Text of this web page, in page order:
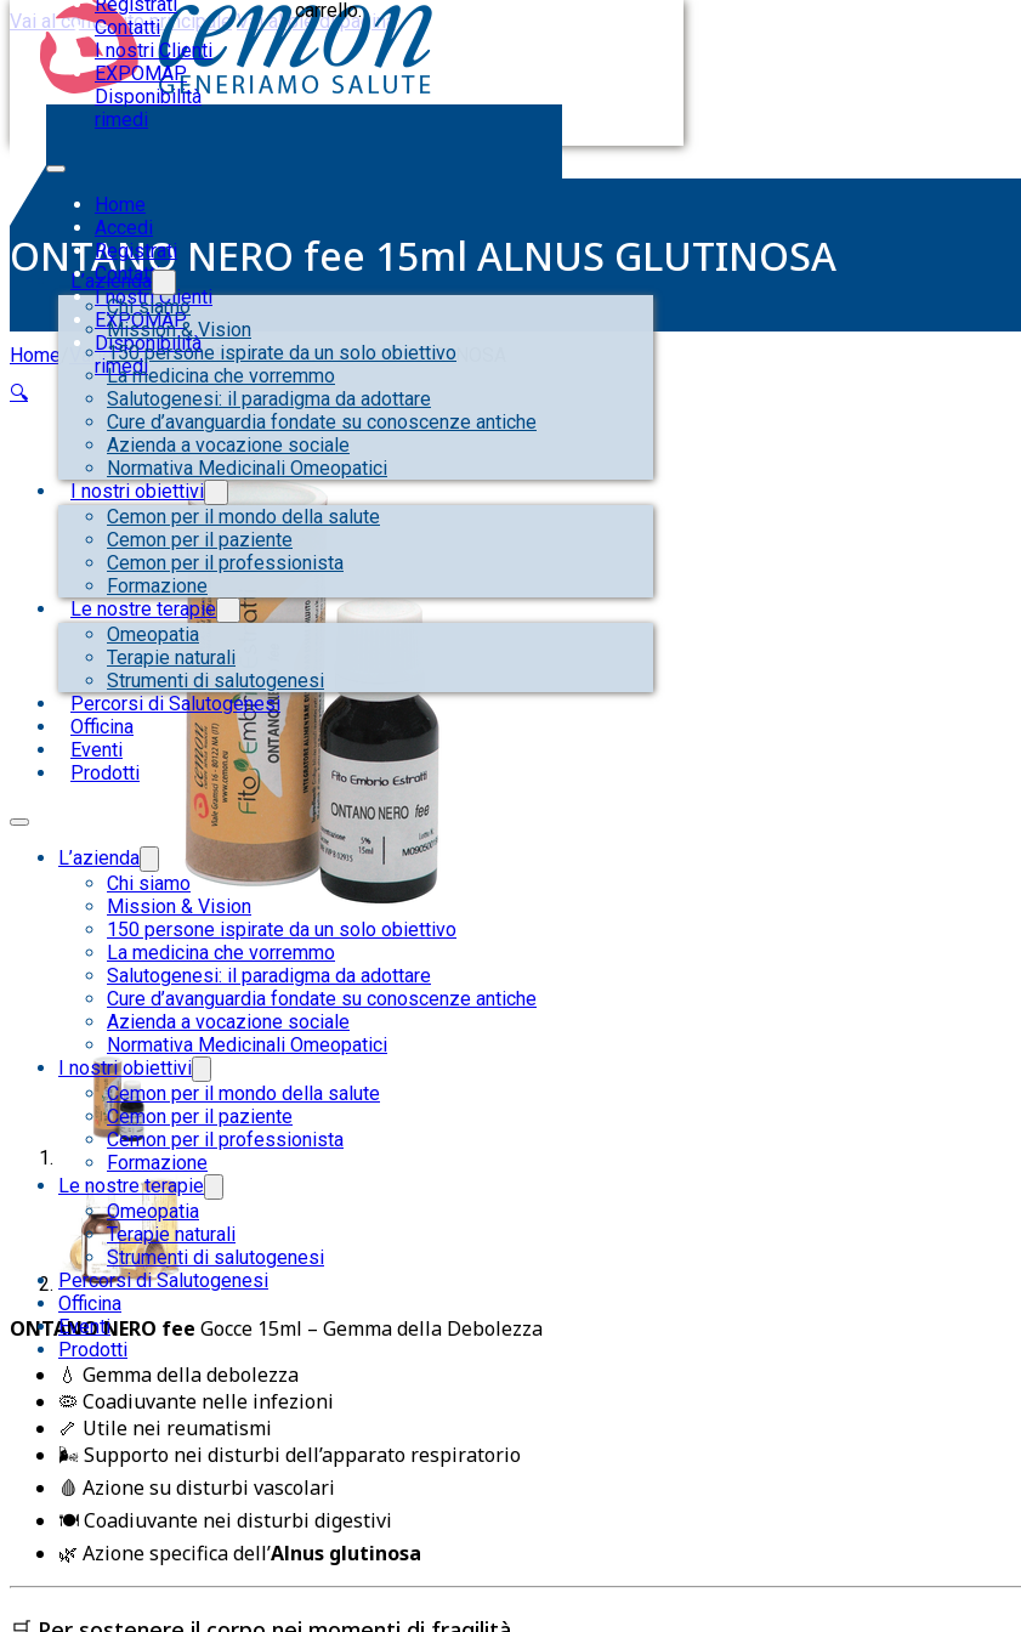
Vai al contenuto principale Vai al piè di pagina
Contatti
I nostri Clienti
EXPOMAP
Disponibilità
rimedi
Home
Accedi
Registrati
Contatti
I nostri Clienti
EXPOMAP
Disponibilità
rimedi
carrello.
L’azienda
Chi siamo
Mission & Vision
150 persone ispirate da un solo obiettivo
La medicina che vorremmo
Salutogenesi: il paradigma da adottare
Cure d’avanguardia fondate su conoscenze antiche
Azienda a vocazione sociale
Normativa Medicinali Omeopatici
I nostri obiettivi
Cemon per il mondo della salute
Cemon per il paziente
Cemon per il professionista
Formazione
Le nostre terapie
Omeopatia
Terapie naturali
Strumenti di salutogenesi
Percorsi di Salutogenesi
Officina
Eventi
Prodotti
L’azienda
Chi siamo
Mission & Vision
150 persone ispirate da un solo obiettivo
La medicina che vorremmo
Salutogenesi: il paradigma da adottare
Cure d’avanguardia fondate su conoscenze antiche
Azienda a vocazione sociale
Normativa Medicinali Omeopatici
I nostri obiettivi
Cemon per il mondo della salute
Cemon per il paziente
Cemon per il professionista
Formazione
Le nostre terapie
Omeopatia
Terapie naturali
Strumenti di salutogenesi
Percorsi di Salutogenesi
Officina
Eventi
Prodotti
ONTANO NERO fee 15ml ALNUS GLUTINOSA
Home Varie/ONTANO NERO fee 15ml ALNUS GLUTINOSA
🔍
ONTANO NERO fee Gocce 15ml – Gemma della Debolezza
💧 Gemma della debolezza
🦠 Coadiuvante nelle infezioni
🦴 Utile nei reumatismi
🌬 Supporto nei disturbi dell’apparato respiratorio
🩸 Azione su disturbi vascolari
🍽 Coadiuvante nei disturbi digestivi
🌿 Azione specifica dell’Alnus glutinosa